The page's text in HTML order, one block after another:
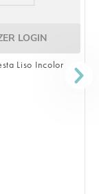
LOGIN
Liso Incolor